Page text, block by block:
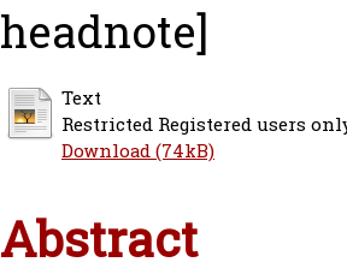
headnote]
Text
Restricted Registered users
Download (74kB)
Abstract